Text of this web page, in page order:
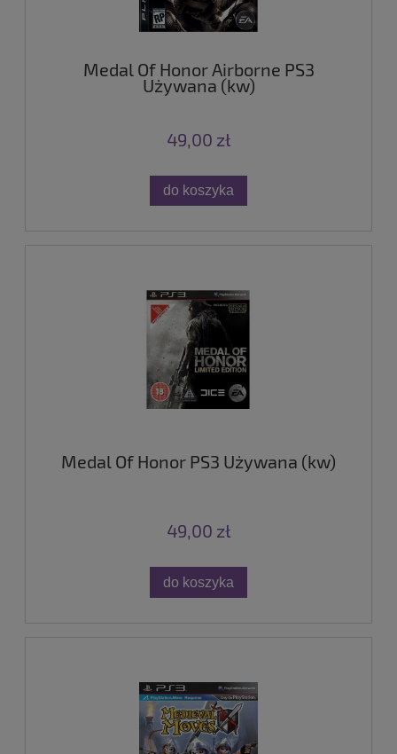
Medal Of Honor Airborne PS3
Używana (kw)
49,00 zł
do koszyka
Medal Of Honor PS3 Używana (kw)
49,00 zł
do koszyka